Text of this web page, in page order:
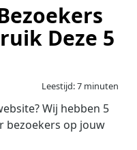
Deze 5
Leestijd: 7 minuten
Wij hebben 5
bezoekers op jouw